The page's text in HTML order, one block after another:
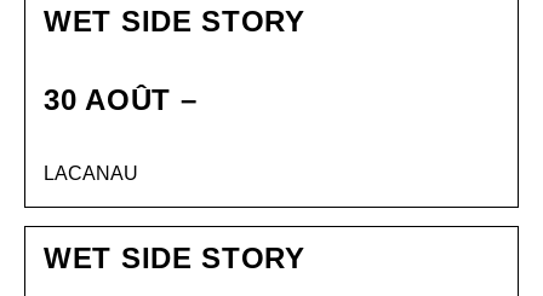
WET SIDE STORY
30 AOÛT –
LACANAU
WET SIDE STORY